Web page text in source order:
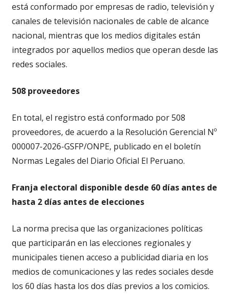
está conformado por empresas de radio, televisión y
canales de televisión nacionales de cable de alcance
nacional, mientras que los medios digitales están
integrados por aquellos medios que operan desde las
redes sociales.
508 proveedores
En total, el registro está conformado por 508
proveedores, de acuerdo a la Resolución Gerencial Nº
000007-2026-GSFP/ONPE, publicado en el boletín
Normas Legales del Diario Oficial El Peruano.
Franja electoral disponible desde 60 días antes de
hasta 2 días antes de elecciones
La norma precisa que las organizaciones políticas
que participarán en las elecciones regionales y
municipales tienen acceso a publicidad diaria en los
medios de comunicaciones y las redes sociales desde
los 60 días hasta los dos días previos a los comicios.